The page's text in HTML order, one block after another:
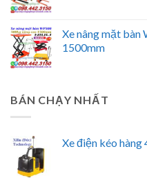
Xe nâng mặt bàn
1500mm
BÁN CHẠY NHẤT
Xe điện kéo hàng